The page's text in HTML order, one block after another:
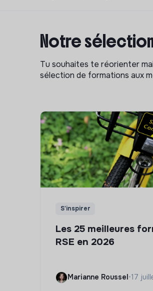
Notre
Tu souhaites te réorienter
sélection de formations aux
S'inspirer
Les 25 meilleures
RSE en 2026
Marianne Roussel•17